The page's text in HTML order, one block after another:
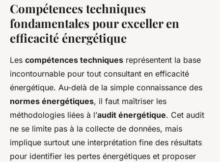
Compétences techniques
fondamentales pour exceller en
efficacité énergétique
Les compétences techniques représentent la base
incontournable pour tout consultant en efficacité
énergétique. Au-delà de la simple connaissance des
normes énergétiques, il faut maîtriser les
méthodologies liées à l’audit énergétique. Cet audit
ne se limite pas à la collecte de données, mais
implique surtout une interprétation fine des résultats
pour identifier les pertes énergétiques et proposer